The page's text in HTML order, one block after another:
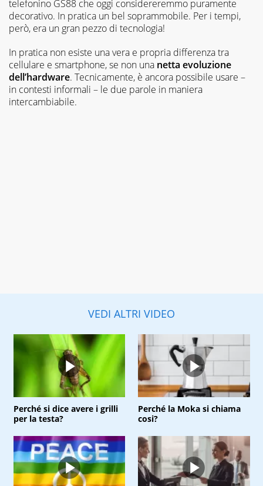
telefonino GS88 che oggi considereremmo puramente
decorativo. In pratica un bel soprammobile. Per i tempi,
però, era un gran pezzo di tecnologia!
In pratica non esiste una vera e propria differenza tra
cellulare e smartphone, se non una netta evoluzione
dell’hardware. Tecnicamente, è ancora possibile usare –
in contesti informali – le due parole in maniera
intercambiabile.
VEDI ALTRI VIDEO
Perché si dice avere i grilli
per la testa?
Perché la Moka si chiama
cosi?